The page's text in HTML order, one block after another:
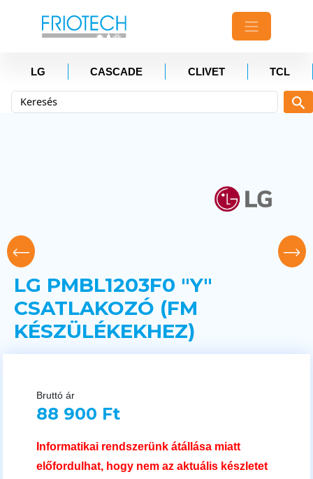
LG CASCADE CLIVET TCL
LG PMBL1203F0 "Y"
CSATLAKOZÓ (FM
KÉSZÜLÉKEKHEZ)
Bruttó ár
88 900 Ft
Informatikai rendszerünk átállása miatt
előfordulhat, hogy nem az aktuális készletet